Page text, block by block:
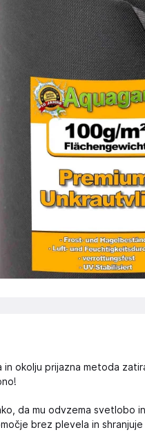
okolju prijazna metoda
da mu odvzema svetlobo
brez plevela in